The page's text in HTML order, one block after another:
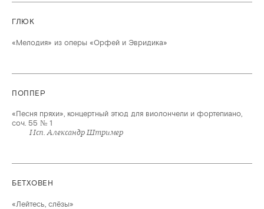
ГЛЮК
«Мелодия» из оперы «Орфей и Эвридика»
ПОППЕР
«Песня пряхи», концертный этюд для виолончели и фортепиано,
соч. 55 № 1
Исп. Александр Штример
БЕТХОВЕН
«Лейтесь, слёзы»